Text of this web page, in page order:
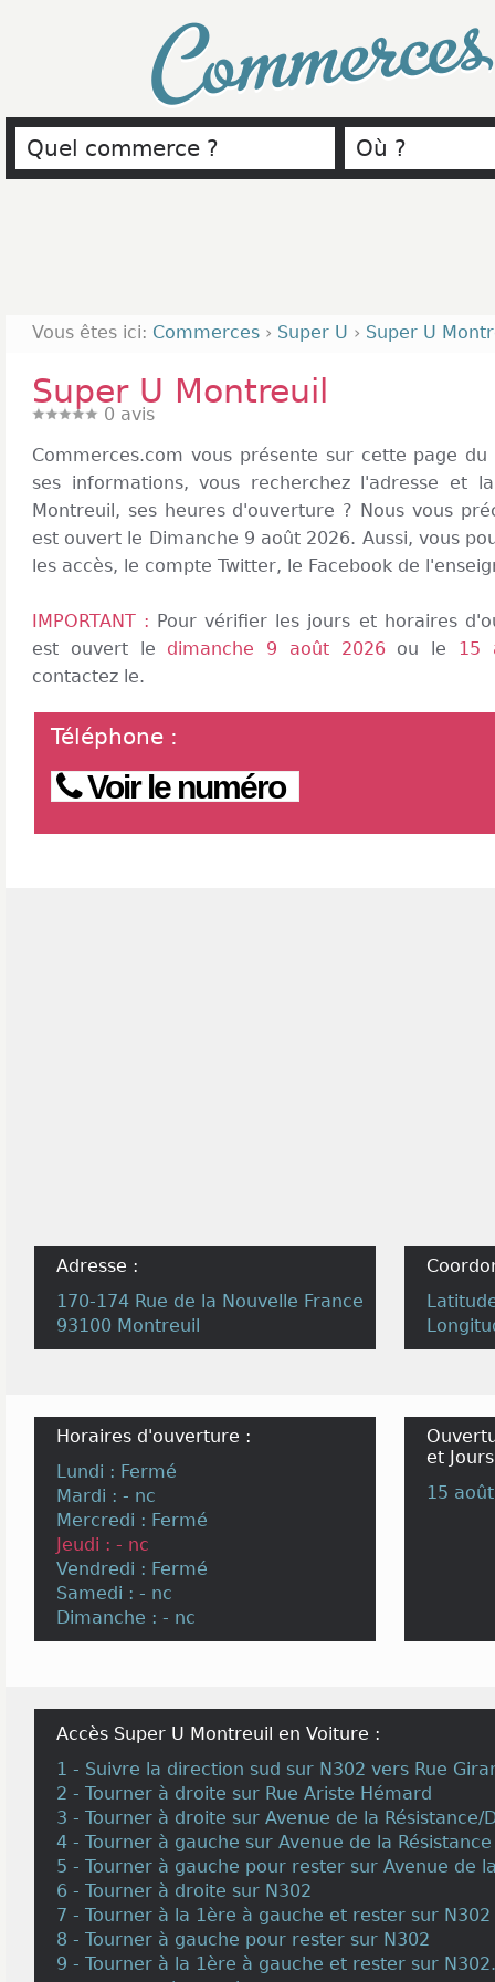
Vous êtes ici: Commerces › Super U › Super U
Super U Montreuil
0 avis
Commerces.com vous présente sur cette page
ses informations, vous recherchez l'adresse et
Montreuil, ses heures d'ouverture ? Nous vous
est ouvert le Dimanche 9 août 2026. Aussi, vous
les accès, le compte Twitter, le Facebook de
IMPORTANT : Pour vérifier les jours et horaires
est ouvert le dimanche 9 août 2026ou le 15
contactez le.
Téléphone :
Voir le numéro
Adresse :
170-174 Rue de la Nouvelle France
93100 Montreuil
Horaires d'ouverture :
Lundi : Fermé
Mardi : - nc
Mercredi : Fermé
Jeudi : - nc
Vendredi : Fermé
Samedi : - nc
Dimanche : - nc
et
15
Accès Super U Montreuil en Voiture :
1 - Suivre la direction sud sur N302 vers Rue
2 - Tourner à droite sur Rue Ariste Hémard
3 - Tourner à droite sur Avenue de la Résistance/
4 - Tourner à gauche sur Avenue de la Résistance
5 - Tourner à gauche pour rester sur Avenue de
6 - Tourner à droite sur N302
7 - Tourner à la 1ère à gauche et rester sur N302
8 - Tourner à gauche pour rester sur N302
9 - Tourner à la 1ère à gauche et rester sur